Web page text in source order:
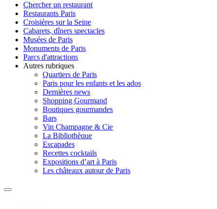
Chercher un restaurant
Restaurants Paris
Croisières sur la Seine
Cabarets, dîners spectacles
Musées de Paris
Monuments de Paris
Parcs d'attractions
Autres rubriques
Quartiers de Paris
Paris pour les enfants et les ados
Dernières news
Shopping Gourmand
Boutiques gourmandes
Bars
Vin Champagne & Cie
La Bibliothèque
Escapades
Recettes cocktails
Expositions d’art à Paris
Les châteaux autour de Paris